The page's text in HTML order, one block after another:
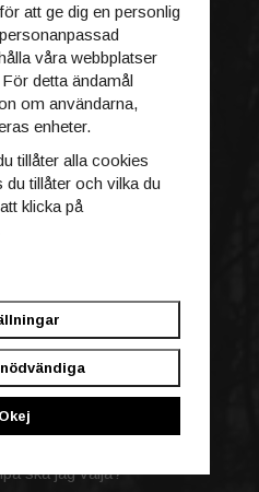
igenom?
köp
in
garanti
av kunder
oss
Cookies
ska jag välja?
att ge dig en personlig
våra webbplatser
detta ändamål
om användarna,
enheter.
tillåter alla cookies
tillåter och vilka du
klicka på
Okej